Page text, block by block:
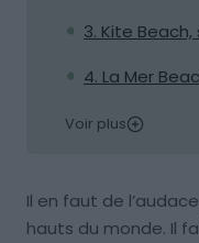
3. Kite
4. La Mer
Voir plus
Il en faut de
hauts du monde. Il